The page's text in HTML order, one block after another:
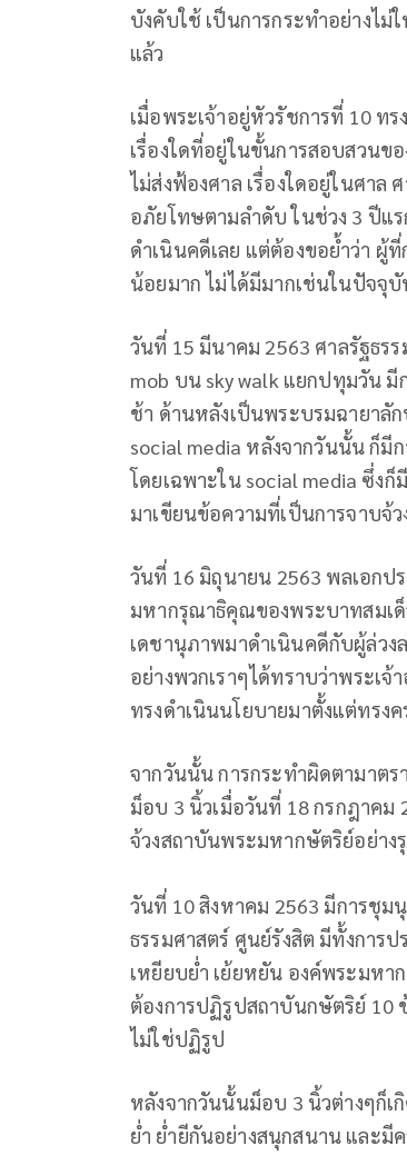
บังคับใช้ เป็นการกระทำอย่างไม่
แล้ว
เมื่อพระเจ้าอยู่หัวรัชการที่ 10 ท
เรื่องใดที่อยู่ในขั้นการสอบสวนข
ไม่ส่งฟ้องศาล เรื่องใดอยู่ในศาล
อภัยโทษตามลำดับ ในช่วง 3 ปีแ
ดำเนินคดีเลย แต่ต้องขอย้ำว่า ผู้
น้อยมาก ไม่ได้มีมากเช่นในปัจจุ
วันที่ 15 มีนาคม 2563 ศาลรัฐธ
mob บน sky walk แยกปทุมวัน มี
ช้า ด้านหลังเป็นพระบรมฉายาลั
social media หลังจากวันนั้น ก็มี
โดยเฉพาะใน social media ซึ่ง
มาเขียนข้อความที่เป็นการจาบ
วันที่ 16 มิถุนายน 2563 พลเอกป
มหากรุณาธิคุณของพระบาทสมเ
เดชานุภาพมาดำเนินคดีกับผู้ล่ว
อย่างพวกเราๆได้ทราบว่าพระเ
ทรงดำเนินนโยบายมาตั้งแต่ทรง
จากวันนั้น การกระทำผิดตามาต
ม็อบ 3 นิ้วเมื่อวันที่ 18 กรกฎาคม
จ้วงสถาบันพระมหากษัตริย์อย่าง
วันที่ 10 สิงหาคม 2563 มีการชุ
ธรรมศาสตร์ ศูนย์รังสิต มีทั้งการ
เหยียบย่ำ เย้ยหยัน องค์พระมหา
ต้องการปฏิรูปสถาบันกษัตริย์ 10
ไม่ใช่ปฏิรูป
หลังจากวันนั้นม็อบ 3 นิ้วต่างๆก็เ
ย่ำ ย่ำยีกันอย่างสนุกสนาน และมี